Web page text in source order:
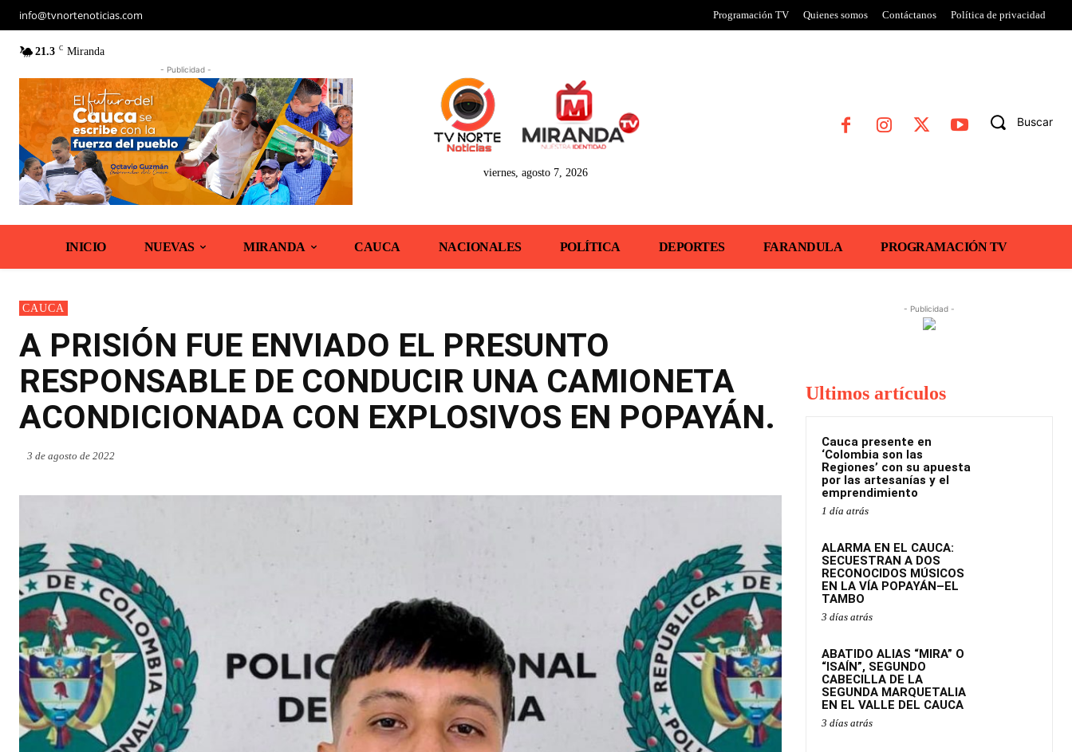
info@tvnortenoticias.com Programación TV Quienes somos Contáctanos Política de privacidad
21.3 C Miranda
- Publicidad -
viernes, agosto 7, 2026
Buscar
INICIO NUEVAS MIRANDA CAUCA NACIONALES POLÍTICA DEPORTES FARANDULA PROGRAMACIÓN TV
CAUCA
A PRISIÓN FUE ENVIADO EL PRESUNTO
RESPONSABLE DE CONDUCIR UNA CAMIONETA
ACONDICIONADA CON EXPLOSIVOS EN POPAYÁN.
3 de agosto de 2022
- Publicidad -
Ultimos artículos
Cauca presente en
‘Colombia son las
Regiones’ con su apuesta
por las artesanías y el
emprendimiento
1 día atrás
ALARMA EN EL CAUCA:
SECUESTRAN A DOS
RECONOCIDOS MÚSICOS
EN LA VÍA POPAYÁN–EL
TAMBO
3 días atrás
ABATIDO ALIAS “MIRA” O
“ISAÍN”, SEGUNDO
CABECILLA DE LA
SEGUNDA MARQUETALIA
EN EL VALLE DEL CAUCA
3 días atrás